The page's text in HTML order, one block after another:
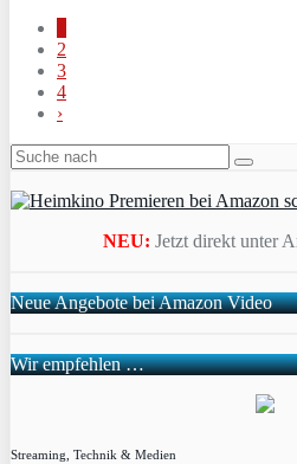
2
3
4
›
NEU: Jetzt direkt unter
Neue Angebote bei Amazon Video
Wir empfehlen …
Streaming, Technik & Medien